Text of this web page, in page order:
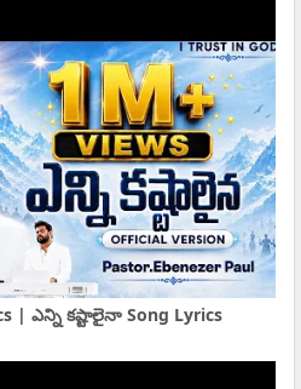
| ఎన్ని కష్టాలైనా Song Lyrics